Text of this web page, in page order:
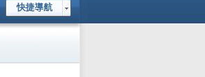
快捷導航